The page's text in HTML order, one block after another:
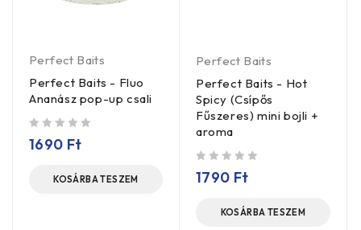
Perfect Baits
Perfect Baits - Fluo
Ananász pop-up csali
1690 Ft
KOSÁRBA TESZEM
Perfect Baits
Perfect Baits - Hot
Spicy (Csípős
Fűszeres) mini bojli +
aroma
1790 Ft
KOSÁRBA TESZEM